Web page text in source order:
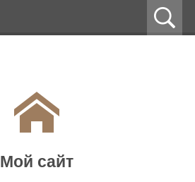
Мой сайт